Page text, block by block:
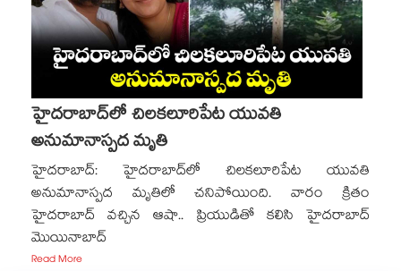
హైదరాబాద్‌లో చిలకలూరిపేట యువతి
అనుమానాస్పద మృతి
హైదరాబాద్: హైదరాబాద్‌లో చిలకలూరిపేట యువతి
అనుమానాస్పద మృతిలో చనిపోయింది. వారం క్రితం
హైదరాబాద్ వచ్చిన ఆషా.. ప్రియుడితో కలిసి హైదరాబాద్
మొయినాబాద్
Read More